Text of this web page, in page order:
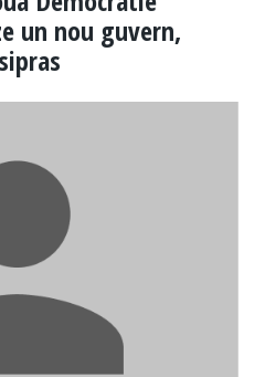
un nou guvern,